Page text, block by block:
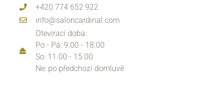
+420 774 652 922
info@saloncardinal.com
Otevírací doba:
Po - Pá: 9.00 - 18.00
So: 11.00 - 15.00
Ne: po předchozí domluvě